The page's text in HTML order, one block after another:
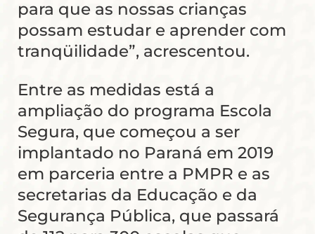
para que as nossas crianças
possam estudar e aprender com
tranqüilidade”, acrescentou.
Entre as medidas está a
ampliação do programa Escola
Segura, que começou a ser
implantado no Paraná em 2019
em parceria entre a PMPR e as
secretarias da Educação e da
Segurança Pública, que passará